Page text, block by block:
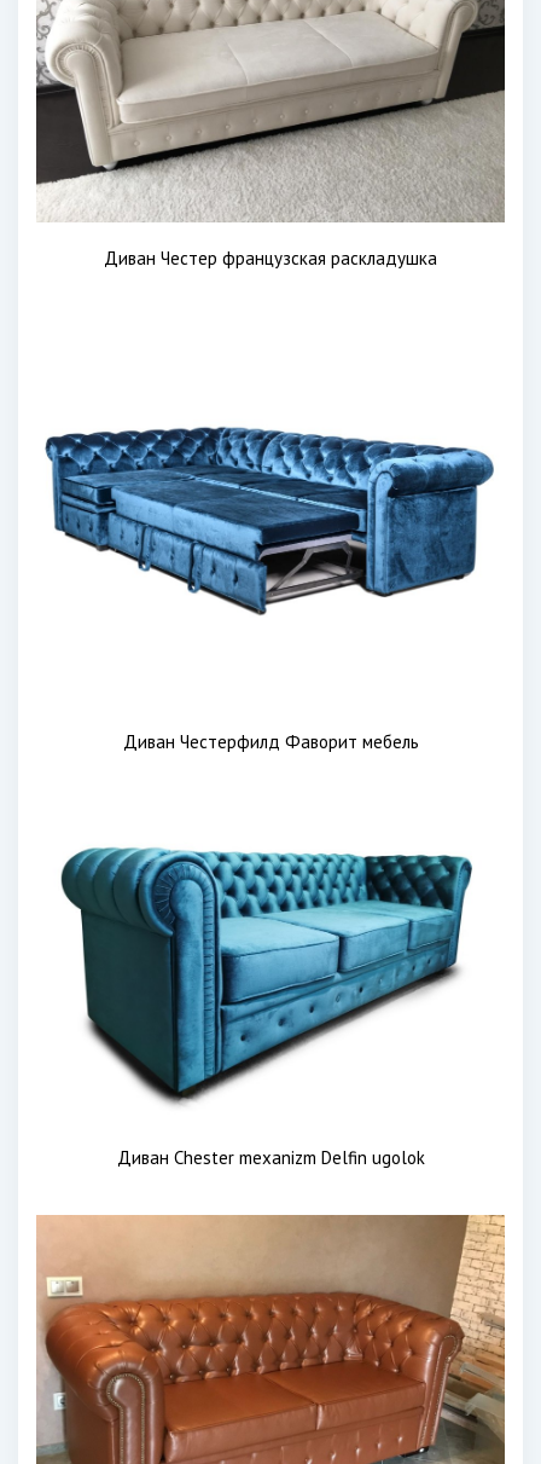
Диван Честер французская раскладушка
Диван Честерфилд Фаворит мебель
Диван Chester mexanizm Delfin ugolok